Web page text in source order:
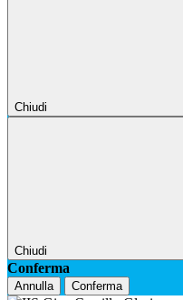
Chiudi
Chiudi
Conferma
Annulla Conferma